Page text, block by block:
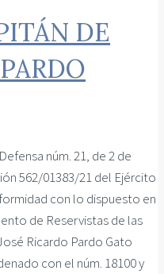
DE
núm. 21, de 2 de
562/01383/21 del Ejército
con lo dispuesto en
de Reservistas de las
Ricardo Pardo Gato
con el núm. 18100 y